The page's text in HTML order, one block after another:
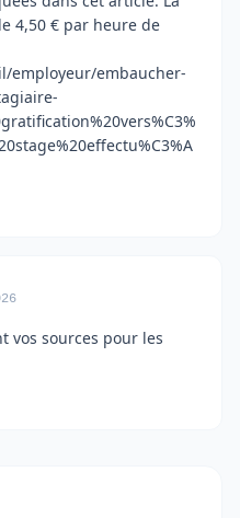
4,50 € par heure de
employeur/embaucher-
vos sources pour les